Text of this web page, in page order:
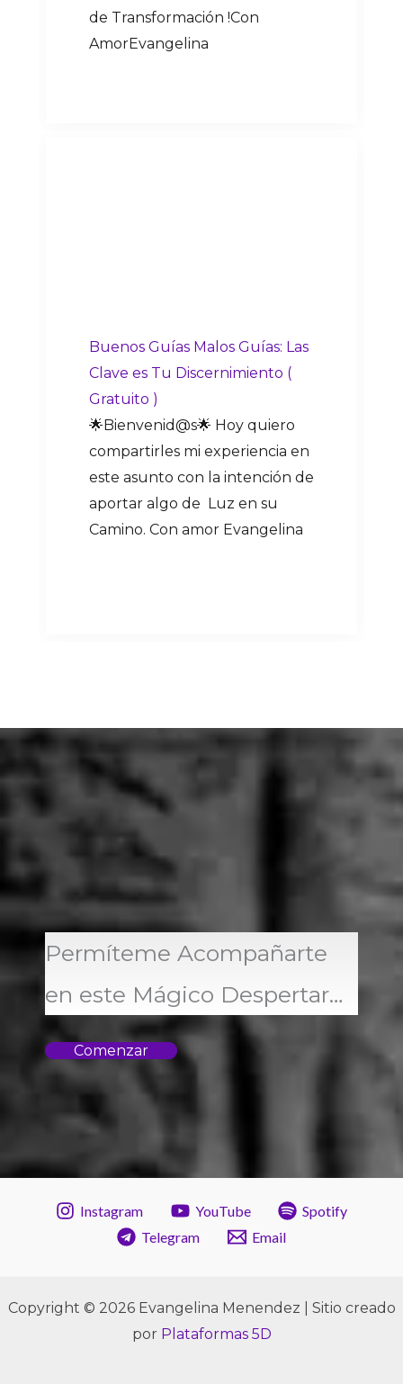
de Transformación !Con
AmorEvangelina
Buenos Guías Malos Guías: Las
Clave es Tu Discernimiento (
Gratuito )
🌟Bienvenid@s🌟 Hoy quiero
compartirles mi experiencia en
este asunto con la intención de
aportar algo de Luz en su
Camino. Con amor Evangelina
Permíteme Acompañarte
en este Mágico Despertar…
Comenzar
Instagram YouTube
Spotify
Telegram
Email
Copyright © 2026 Evangelina Menendez | Sitio creado
por Plataformas 5D